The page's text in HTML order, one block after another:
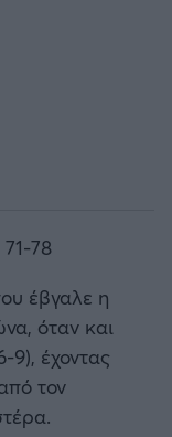
78
έβγαλε η
όταν και
9), έχοντας
τον